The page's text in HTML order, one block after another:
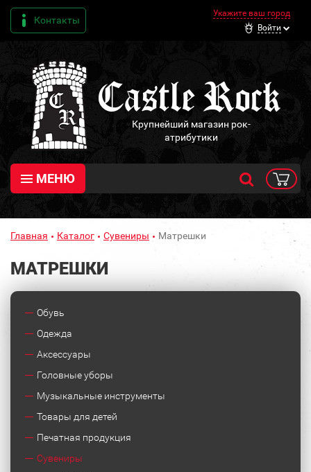
Контакты
Укажите ваш город
Войти
Крупнейший магазин рок-
атрибутики
МЕНЮ
Главная Каталог Сувениры Матрешки
МАТРЕШКИ
Обувь
Одежда
Аксессуары
Головные уборы
Музыкальные инструменты
Товары для детей
Печатная продукция
Сувениры